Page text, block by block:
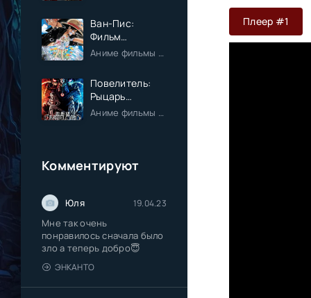
Ван-Пис:
Фильм
пятнадцатый Аниме фильмы / Приключения / Сёнэн / Фэнтези / Анонсы
Повелитель:
Рыцарь
Святого
королевства
Аниме фильмы / Приключения / Фэнтези / Анонсы
Комментируют
Юля 19.04.23
Мне так очень
понравилось сначала было
зло а теперь добро😇
ЭНКАНТО
Плеер #1